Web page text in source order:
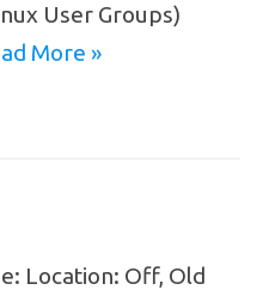
User Groups)
More »
Location: Off, Old